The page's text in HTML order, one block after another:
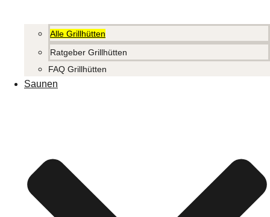
Alle Grillhütten
Ratgeber Grillhütten
FAQ Grillhütten
Saunen